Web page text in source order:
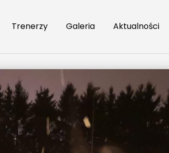
Trenerzy Galeria Aktualności